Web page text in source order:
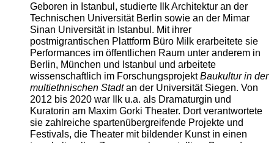
Geboren in Istanbul, studierte Ilk Architektur an der
Technischen Universität Berlin sowie an der Mimar
Sinan Universität in Istanbul. Mit ihrer
postmigrantischen Plattform Büro Milk erarbeitete sie
Performances im öffentlichen Raum unter anderem in
Berlin, München und Istanbul und arbeitete
wissenschaftlich im ForschungsprojektBaukultur in der
multiethnischen Stadtan der Universität Siegen. Von
2012 bis 2020 war Ilk u.a. als Dramaturgin und
Kuratorin am Maxim Gorki Theater. Dort verantwortete
sie zahlreiche spartenübergreifende Projekte und
Festivals, die Theater mit bildender Kunst in einen